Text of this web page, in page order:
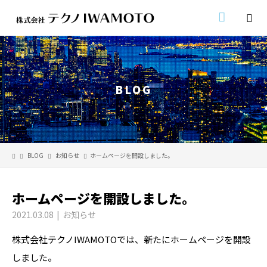
BLOG
BLOG お知らせ ホームページを開設しました。
ホームページを開設しました。
2021.03.08 お知らせ
株式会社テクノIWAMOTOでは、新たにホームページを開設
しました。